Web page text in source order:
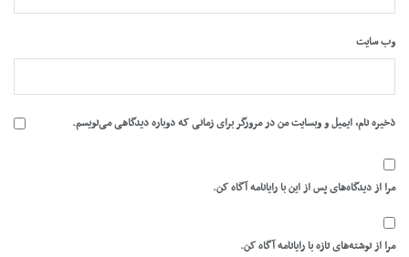
وب‌ سایت
ذخیره نام، ایمیل و وبسایت من در مرورگر برای زمانی که دوباره دیدگاهی می‌نویسم.
مرا از دیدگاه‌های پس از این با رایانامه آگاه کن.
مرا از نوشته‌های تازه با رایانامه آگاه کن.